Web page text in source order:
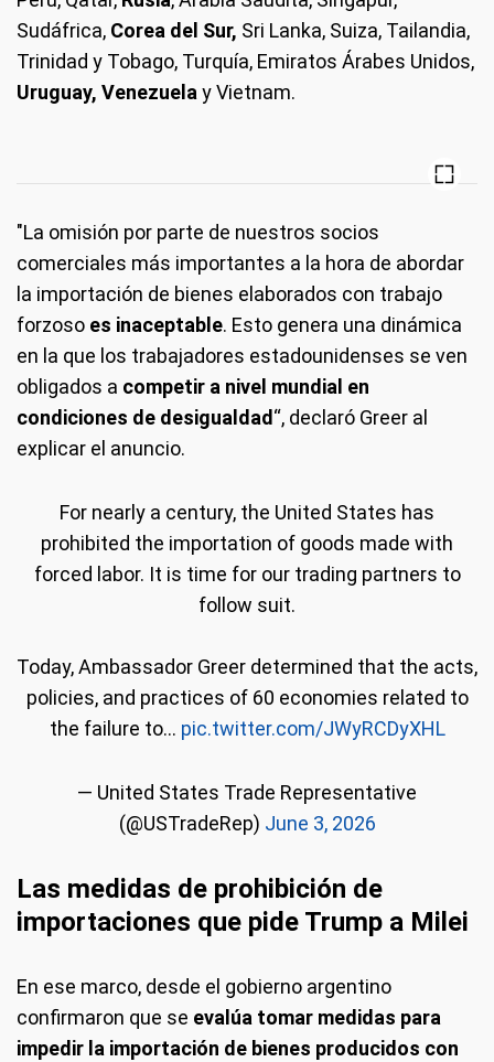
Sudáfrica, Corea del Sur, Sri Lanka, Suiza, Tailandia,
Trinidad y Tobago, Turquía, Emiratos Árabes Unidos,
Uruguay, Venezuelay Vietnam.
"La omisión por parte de nuestros socios
comerciales más importantes a la hora de abordar
la importación de bienes elaborados con trabajo
forzoso es inaceptable. Esto genera una dinámica
en la que los trabajadores estadounidenses se ven
obligados a competir a nivel mundial en
condiciones de desigualdad“, declaró Greer al
explicar el anuncio.
For nearly a century, the United States has
prohibited the importation of goods made with
forced labor. It is time for our trading partners to
follow suit.
Today, Ambassador Greer determined that the acts,
policies, and practices of 60 economies related to
the failure to… pic.twitter.com/JWyRCDyXHL
— United States Trade Representative
(@USTradeRep) June 3, 2026
Las medidas de prohibición de
importaciones que pide Trump a Milei
En ese marco, desde el gobierno argentino
confirmaron que se evalúa tomar medidas para
impedir la importación de bienes producidos con